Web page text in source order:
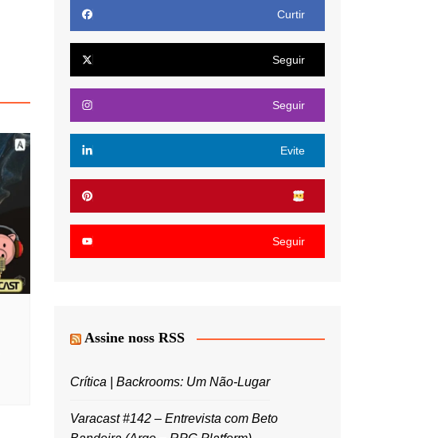
Curtir
Seguir
Seguir
Evite
Seguir
Assine noss RSS
Crítica | Backrooms: Um Não-Lugar
Varacast #142 – Entrevista com Beto